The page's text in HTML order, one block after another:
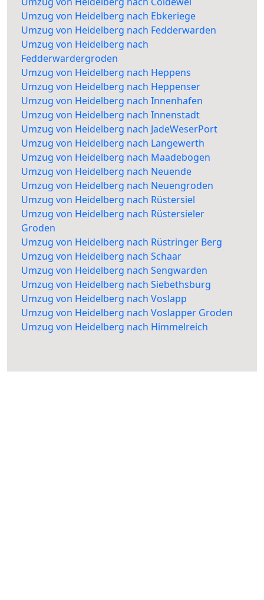
Umzug von Heidelberg nach Ebkeriege
Umzug von Heidelberg nach Fedderwarden
Umzug von Heidelberg nach
Fedderwardergroden
Umzug von Heidelberg nach Heppens
Umzug von Heidelberg nach Heppenser
Umzug von Heidelberg nach Innenhafen
Umzug von Heidelberg nach Innenstadt
Umzug von Heidelberg nach JadeWeserPort
Umzug von Heidelberg nach Langewerth
Umzug von Heidelberg nach Maadebogen
Umzug von Heidelberg nach Neuende
Umzug von Heidelberg nach Neuengroden
Umzug von Heidelberg nach Rüstersiel
Umzug von Heidelberg nach Rüstersieler
Groden
Umzug von Heidelberg nach Rüstringer Berg
Umzug von Heidelberg nach Schaar
Umzug von Heidelberg nach Sengwarden
Umzug von Heidelberg nach Siebethsburg
Umzug von Heidelberg nach Voslapp
Umzug von Heidelberg nach Voslapper Groden
Umzug von Heidelberg nach Himmelreich